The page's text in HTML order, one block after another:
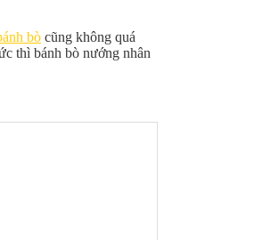
bò cũng không quá
thì bánh bò nướng nhân